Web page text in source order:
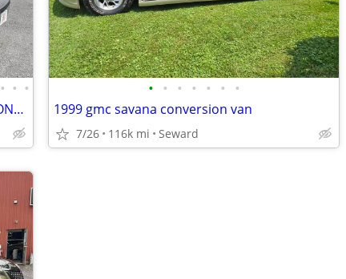
• • •
2016 *Chevrolet* *Express Passenger* *ONE OWNER - 15 PA
• • • • • • •
1999 gmc savana conversion van
7/26 116k mi Seward